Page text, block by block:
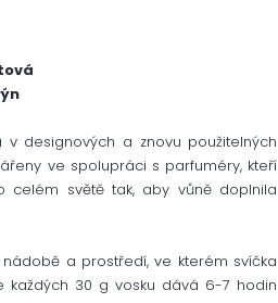
designových a znovu použitelných
ve spolupráci s parfuméry, kteří
světě tak, aby vůně doplnila
a prostředí, ve kterém svíčka
každých 30 g vosku dává 6-7 hodin